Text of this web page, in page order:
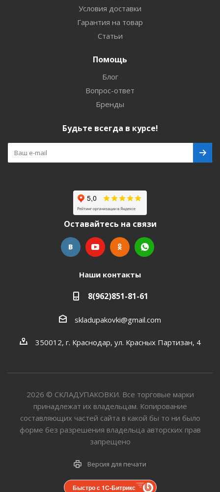
Условия доставки
Гарантия на товар
Статьи
Помощь
Блог
Вопрос-ответ
Бренды
Будьте всегда в курсе!
Оставайтесь на связи
Наши контакты
8(962)851-81-61
skladupakovki@gmail.com
350012, г. Краснодар, ул. Красных Партизан, 4
2026 © СКЛАДУПАКОВКИ. Все торговые марки
принадлежат их владельцам. Копирование
составляющих частей сайта в какой бы то ни было
форме без разрешения владельца авторских прав
запрещено
Версия для печати
Быстро с 1С-Битрикс